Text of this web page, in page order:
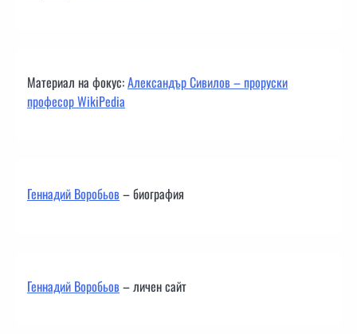
Материал на фокус:Александър Сивилов – проруски
професор WikiPedia
Геннадий Воробьов– биография
Геннадий Воробьов– личен сайт